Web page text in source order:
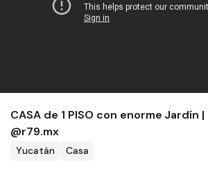
CASA de 1 PISO con enorme Jardín
@r79.mx
Yucatán Casa